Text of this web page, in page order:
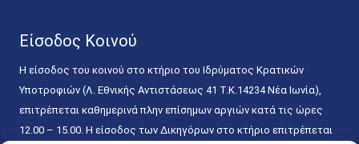
Είσοδος Κοινού
Η είσοδος του κοινού στο κτήριο του Ιδρύματος Κρατικών
Υποτροφιών (Λ. Εθνικής Αντιστάσεως 41 T.K.14234 Νέα Ιωνία),
επιτρέπεται καθημερινά πλην επίσημων αργιών κατά τις ώρες
12.00 – 15.00. Η είσοδος των Δικηγόρων στο κτήριο επιτρέπεται